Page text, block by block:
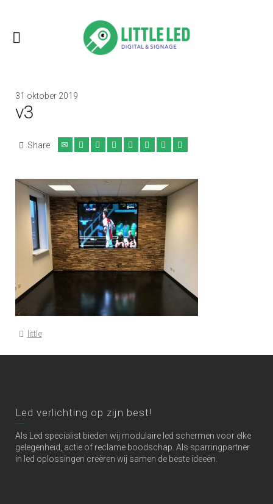
31 oktober 2019
v3
Share
little
Led verlichting op zijn best!
Als Led specialist bieden wij modulaire led schermen voor elke
gelegenheid, actie of reclame boodschap. Als sparringpartner
in led oplossingen creëren wij samen de beste ideeën.